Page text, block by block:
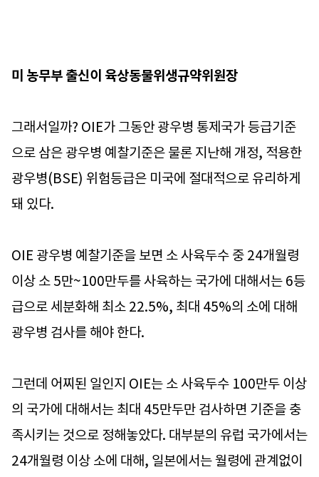
미 농무부 출신이 육상동물위생규약위원장
그래서일까? OIE가 그동안 광우병 통제국가 등급기준
으로 삼은 광우병 예찰기준은 물론 지난해 개정, 적용한
광우병(BSE) 위험등급은 미국에 절대적으로 유리하게
돼 있다.
OIE 광우병 예찰기준을 보면 소 사육두수 중 24개월령
이상 소 5만~100만두를 사육하는 국가에 대해서는 6등
급으로 세분화해 최소 22.5%, 최대 45%의 소에 대해
광우병 검사를 해야 한다.
그런데 어찌된 일인지 OIE는 소 사육두수 100만두 이상
의 국가에 대해서는 최대 45만두만 검사하면 기준을 충
족시키는 것으로 정해놓았다. 대부분의 유럽 국가에서는
24개월령 이상 소에 대해, 일본에서는 월령에 관계없이